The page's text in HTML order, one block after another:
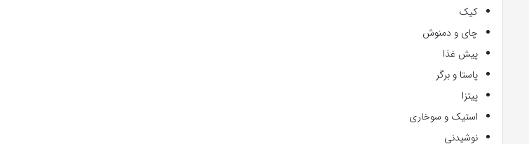
کیک
چای و دمنوش
پیش غذا
پاستا و برگر
پیتزا
استیک و سوخاری
نوشیدنی